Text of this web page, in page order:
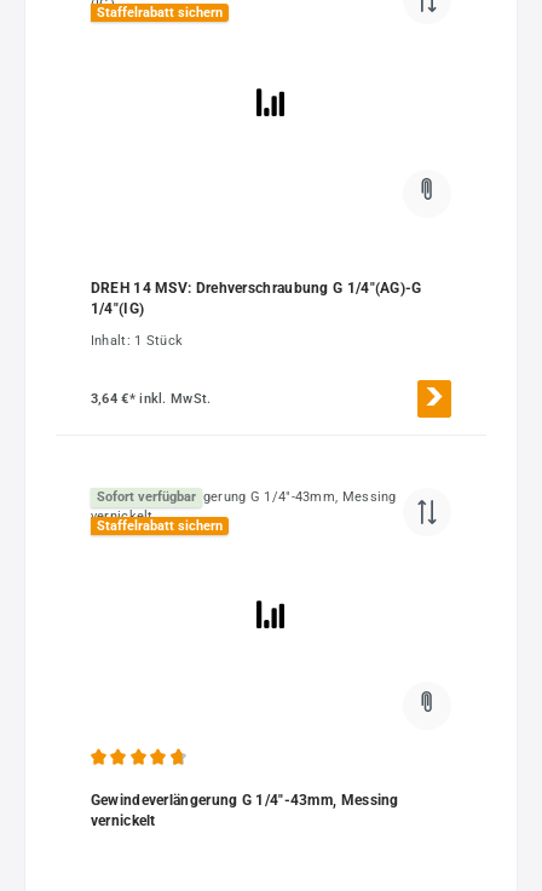
Staffelrabatt sichern
DREH 14 MSV: Drehverschraubung G 1/4"(AG)-G
1/4"(IG)
Inhalt: 1 Stück
3,64 €*inkl. MwSt.
Sofort verfügbar
Staffelrabatt sichern
Gewindeverlängerung G 1/4"-43mm, Messing
vernickelt